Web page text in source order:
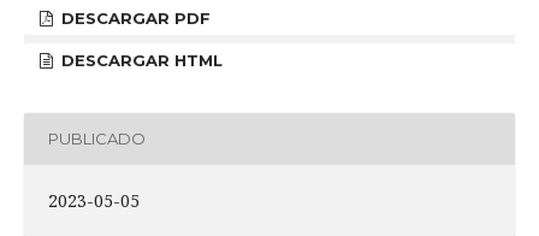
DESCARGAR PDF
DESCARGAR HTML
PUBLICADO
2023-05-05